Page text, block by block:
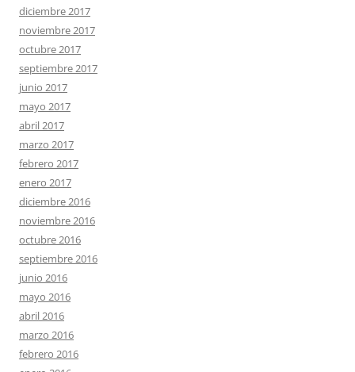
diciembre 2017
noviembre 2017
octubre 2017
septiembre 2017
junio 2017
mayo 2017
abril 2017
marzo 2017
febrero 2017
enero 2017
diciembre 2016
noviembre 2016
octubre 2016
septiembre 2016
junio 2016
mayo 2016
abril 2016
marzo 2016
febrero 2016